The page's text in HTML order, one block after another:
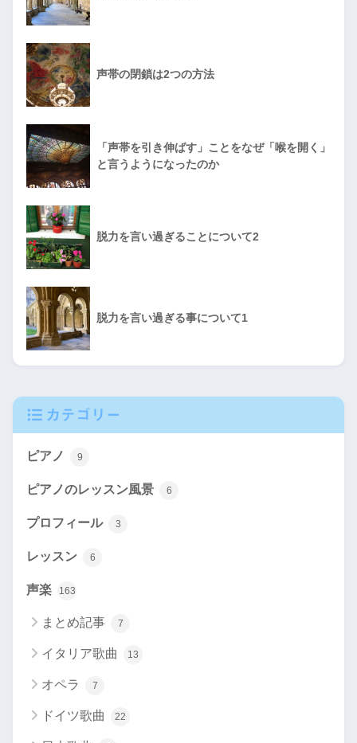
声帯の閉鎖は2つの方法
「声帯を引き伸ばす」ことをなぜ「喉を開く」
と言うようになったのか
脱力を言い過ぎることについて2
脱力を言い過ぎる事について1
カテゴリー
ピアノ 9
ピアノのレッスン風景 6
プロフィール 3
レッスン 6
声楽 163
まとめ記事 7
イタリア歌曲 13
オペラ 7
ドイツ歌曲 22